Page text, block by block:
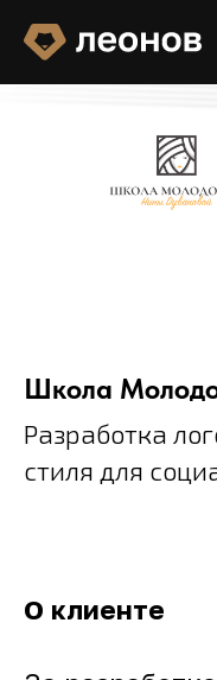
Школа
Разработка
стиля для
О клиенте